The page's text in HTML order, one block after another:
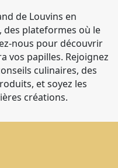
de Louvins en
des plateformes où le
nous pour découvrir
vos papilles. Rejoignez
culinaires, des
et soyez les
créations.